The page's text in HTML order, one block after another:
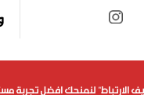
الارتباط" لنمنحك افضل تجربة